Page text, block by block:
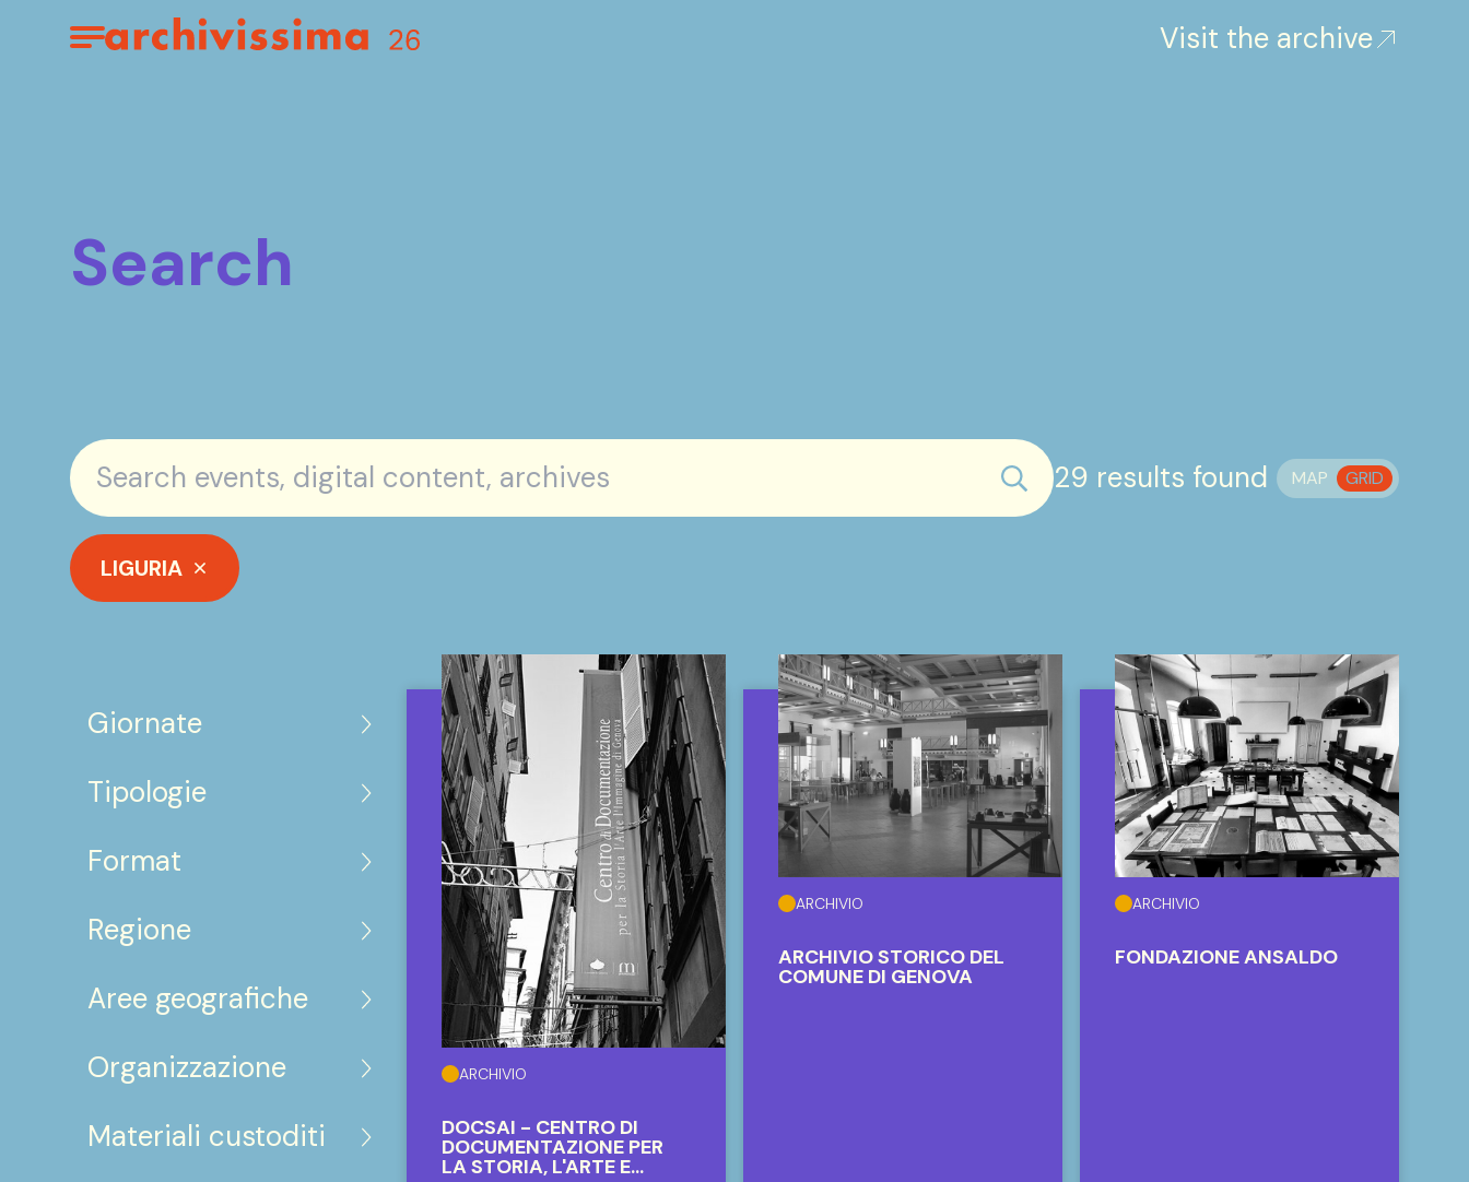
Home page
Apri il menu Visit the archive
Search
searchbar.cerca_button
29 results found MAP GRID
LIGURIA
Giornate
Tipologie
Format
Regione
Aree geografiche
Organizzazione
Materiali custoditi
ARCHIVIO
DOCSAI - CENTRO DI
DOCUMENTAZIONE PER
LA STORIA, L'ARTE E
ARCHIVIO
ARCHIVIO STORICO DEL
COMUNE DI GENOVA
ARCHIVIO
FONDAZIONE ANSALDO